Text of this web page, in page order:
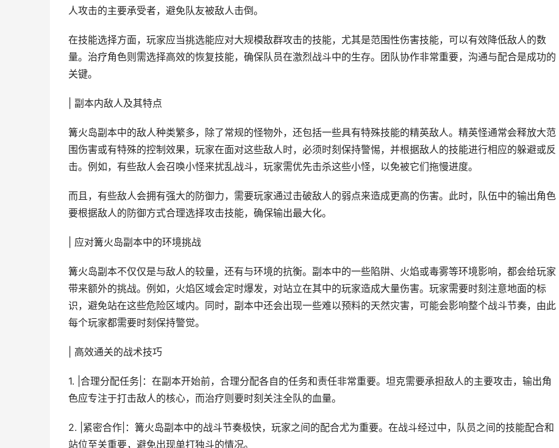
人攻击的主要承受者，避免队友被敌人击倒。
在技能选择方面，玩家应当挑选能应对大规模敌群攻击的技能，尤其是范围性伤害技能，可以有效降低敌人的数
量。治疗角色则需选择高效的恢复技能，确保队员在激烈战斗中的生存。团队协作非常重要，沟通与配合是成功的
关键。
| 副本内敌人及其特点
篝火岛副本中的敌人种类繁多，除了常规的怪物外，还包括一些具有特殊技能的精英敌人。精英怪通常会释放大范
围伤害或有特殊的控制效果，玩家在面对这些敌人时，必须时刻保持警惕，并根据敌人的技能进行相应的躲避或反
击。例如，有些敌人会召唤小怪来扰乱战斗，玩家需优先击杀这些小怪，以免被它们拖慢进度。
而且，有些敌人会拥有强大的防御力，需要玩家通过击破敌人的弱点来造成更高的伤害。此时，队伍中的输出角色
要根据敌人的防御方式合理选择攻击技能，确保输出最大化。
| 应对篝火岛副本中的环境挑战
篝火岛副本不仅仅是与敌人的较量，还有与环境的抗衡。副本中的一些陷阱、火焰或毒雾等环境影响，都会给玩家
带来额外的挑战。例如，火焰区域会定时爆发，对站立在其中的玩家造成大量伤害。玩家需要时刻注意地面的标
识，避免站在这些危险区域内。同时，副本中还会出现一些难以预料的天然灾害，可能会影响整个战斗节奏，由此
每个玩家都需要时刻保持警觉。
| 高效通关的战术技巧
1. |合理分配任务|：在副本开始前，合理分配各自的任务和责任非常重要。坦克需要承担敌人的主要攻击，输出角
色应专注于打击敌人的核心，而治疗则要时刻关注全队的血量。
2. |紧密合作|：篝火岛副本中的战斗节奏极快，玩家之间的配合尤为重要。在战斗经过中，队员之间的技能配合和
站位至关重要，避免出现单打独斗的情况。